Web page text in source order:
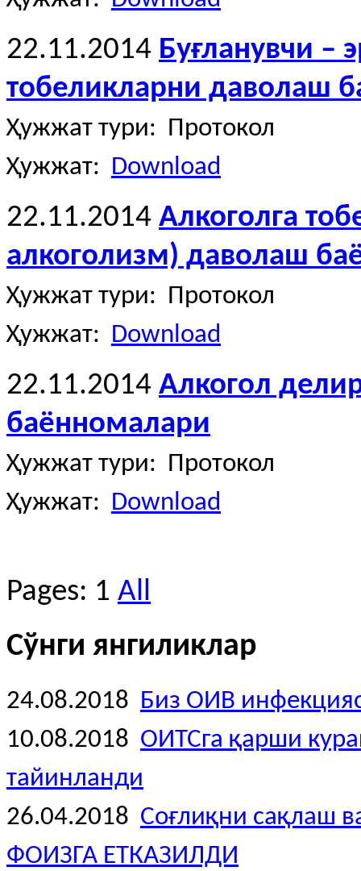
22.11.2014 Буғланувчи –
тобеликларни даволаш
Ҳужжат тури: Протокол
Ҳужжат: Download
22.11.2014 Алкоголга
алкоголизм) даволаш
Ҳужжат тури: Протокол
Ҳужжат: Download
22.11.2014 Алкогол
баённомалари
Ҳужжат тури: Протокол
Ҳужжат: Download
Pages: 1 All
Сўнги янгиликлар
24.08.2018 Биз ОИВ
10.08.2018 ОИТСга қарши
тайинланди
26.04.2018 Соғлиқни сақлаш
ФОИЗГА ЕТКАЗИЛДИ